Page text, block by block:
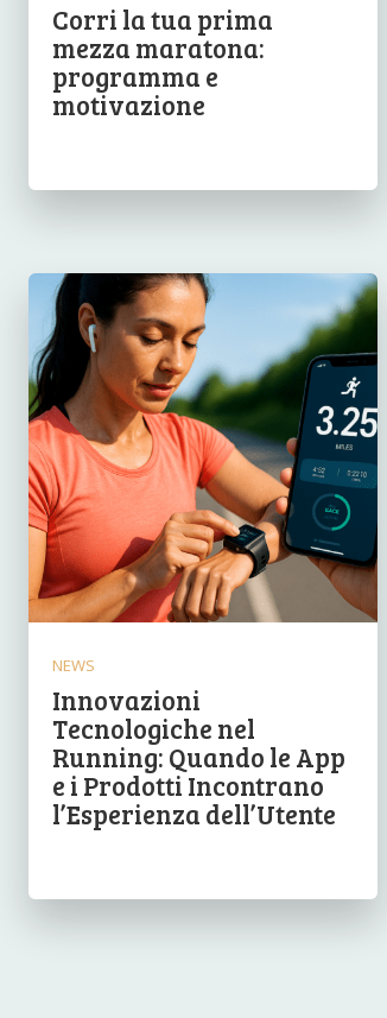
Corri la tua prima
mezza maratona:
programma e
motivazione
NEWS
Innovazioni
Tecnologiche nel
Running: Quando le App
e i Prodotti Incontrano
l’Esperienza dell’Utente